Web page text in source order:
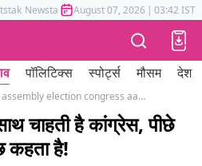
Newstak Mumbai Tak Astrotak
August 07, 2026 | 03:42 IST
पॉलिटिक्स स्पोर्ट्स मौसम देश
haryana assembly election congress aap alliance talks on seat sharing formula
चाहती है कांग्रेस, पीछे
कहता है!